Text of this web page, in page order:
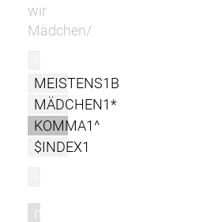
wir
Mädchen/
MEISTENS1B
MÄDCHEN1*
KOMMA1^
$INDEX1
m